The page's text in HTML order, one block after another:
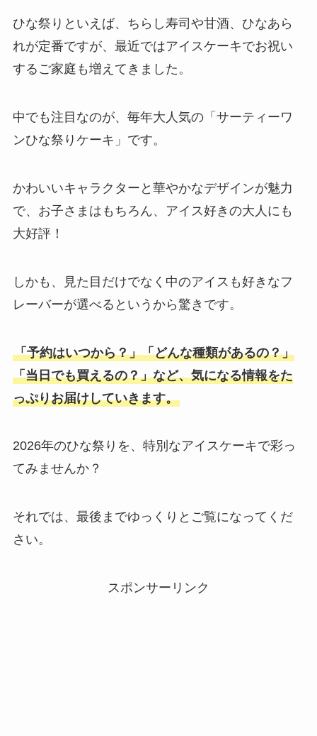
ひな祭りといえば、ちらし寿司や甘酒、ひなあら
れが定番ですが、最近ではアイスケーキでお祝い
するご家庭も増えてきました。
中でも注目なのが、毎年大人気の「サーティーワ
ンひな祭りケーキ」です。
かわいいキャラクターと華やかなデザインが魅力
で、お子さまはもちろん、アイス好きの大人にも
大好評！
しかも、見た目だけでなく中のアイスも好きなフ
レーバーが選べるというから驚きです。
「予約はいつから？」「どんな種類があるの？」
「当日でも買えるの？」など、気になる情報をた
っぷりお届けしていきます。
2026年のひな祭りを、特別なアイスケーキで彩っ
てみませんか？
それでは、最後までゆっくりとご覧になってくだ
さい。
スポンサーリンク